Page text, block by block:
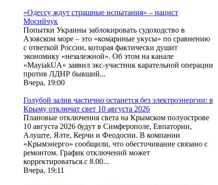
«Одессу ждут страшные испытания» – нацист
Мосийчук
Попытки Украины заблокировать судоходство в
Азовском море – это «комариные укусы» по сравнению
с ответкой России, которая фактически душит
экономику «незалежной». Об этом на канале
«MayiakUA» заявил экс-участник карательной операции
против ЛДНР бывший...
Вчера, 19:00
Голубой залив частично останется без электроэнергии: в
Крыму отключат свет 10 августа 2026
Плановые отключения света на Крымском полуострове
10 августа 2026 будут в Симферополе, Евпатории,
Алуште, Ялте, Керчи и Феодосии. В компании
«Крымэнерго» сообщили, что обесточивание связано с
ремонтом. График отключений может
корректироваться.с 8.00...
Вчера, 19:11